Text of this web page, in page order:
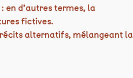
: en d’autres termes, la
fictives.
alternatifs, mélangeant la